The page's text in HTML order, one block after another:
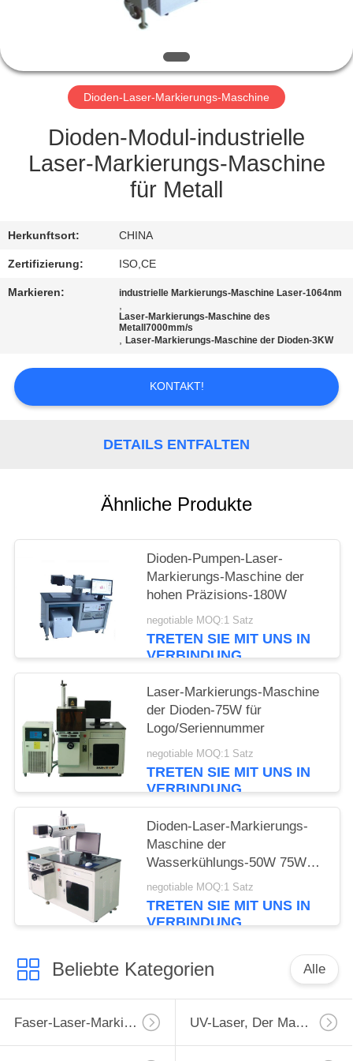
SIE
MIT
VERBINDUNG
SIE
EIN
ZITAT
PRIVACY
POLICY
Dioden-Laser-Markierungs-Maschine
Dioden-Modul-industrielle
Laser-Markierungs-Maschine
für Metall
Herkunftsort: CHINA
Zertifizierung: ISO,CE
Markieren: industrielle Markierungs-Maschine Laser-1064nm
,
Laser-Markierungs-Maschine des
Metall7000mm/s
,Laser-Markierungs-Maschine der Dioden-3KW
KONTAKT!
DETAILS ENTFALTEN
Ähnliche Produkte
Dioden-Pumpen-Laser-
Markierungs-Maschine der
hohen Präzisions-180W
negotiable MOQ:1 Satz
TRETEN SIE MIT UNS IN
VERBINDUNG
Laser-Markierungs-Maschine
der Dioden-75W für
Logo/Seriennummer
negotiable MOQ:1 Satz
TRETEN SIE MIT UNS IN
VERBINDUNG
Dioden-Laser-Markierungs-
Maschine der
Wasserkühlungs-50W 75W
100W
negotiable MOQ:1 Satz
TRETEN SIE MIT UNS IN
VERBINDUNG
Beliebte Kategorien Alle
Faser-Laser-Markierungs-Maschine UV-Laser, Der Maschine Markiert